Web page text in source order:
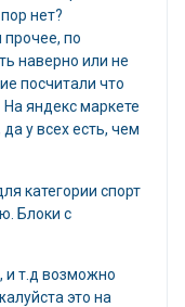
нет?
прочее, по
наверно или не
посчитали что
яндекс маркете
у всех есть, чем
категории спорт
Блоки с
и т.д возможно
это на